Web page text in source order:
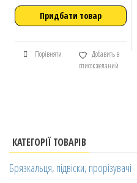
Придбати товар
Порівняти
Добавить в
список желаний
КАТЕГОРІЇ ТОВАРІВ
Брязкальця, підвіски, прорізувачі